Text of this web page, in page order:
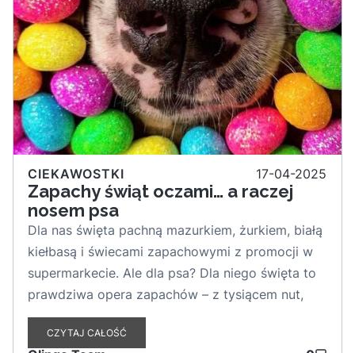
CIEKAWOSTKI 17-04-2025
Zapachy świąt oczami… a raczej
nosem psa
Dla nas święta pachną mazurkiem, żurkiem, białą
kiełbasą i świecami zapachowymi z promocji w
supermarkecie. Ale dla psa? Dla niego święta to
prawdziwa opera zapachów – z tysiącem nut,
które roztaczają się od kuchni aż po przedpokój.
I choć nie wszystko z tego wspaniałego koncertu
CZYTAJ CAŁOŚĆ